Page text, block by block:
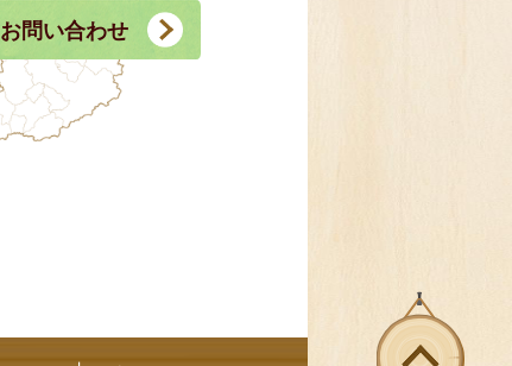
お問い合わせ